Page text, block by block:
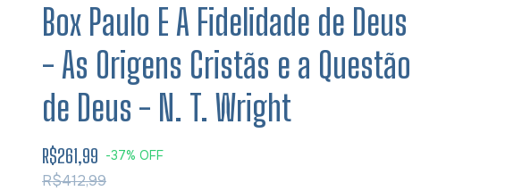
Box Paulo E A Fidelidade de Deus
- As Origens Cristãs e a Questão
de Deus - N. T. Wright
R$261,99 -37% OFF
R$412,99